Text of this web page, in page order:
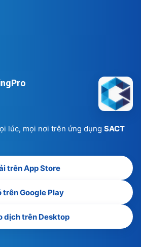
lúc, mọi nơi trên ứng dụng SACT
trên App Store
trên Google Play
dịch trên Desktop